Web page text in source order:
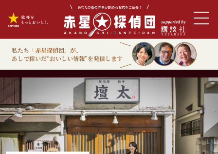
あなたの街の赤星が飲めるお店をご紹介！
私たち「赤星探偵団」が、
あしで稼いだ“おいしい情報”を発信します